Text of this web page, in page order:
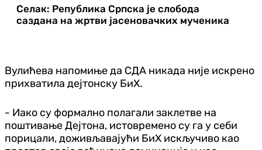
Селак: Република Српска је слобода
саздана на жртви јасеновачких мученика
Вулићева напомиње да СДА никада није искрено
прихватила дејтонску БиХ.
- Иако су формално полагали заклетве на
поштивање Дејтона, истовремено су га у себи
порицали, доживљавајући БиХ искључиво као